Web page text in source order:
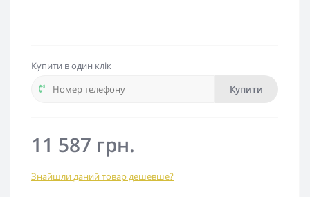
Купити в один клік
Купити
11 587 грн.
Знайшли даний товар дешевше?